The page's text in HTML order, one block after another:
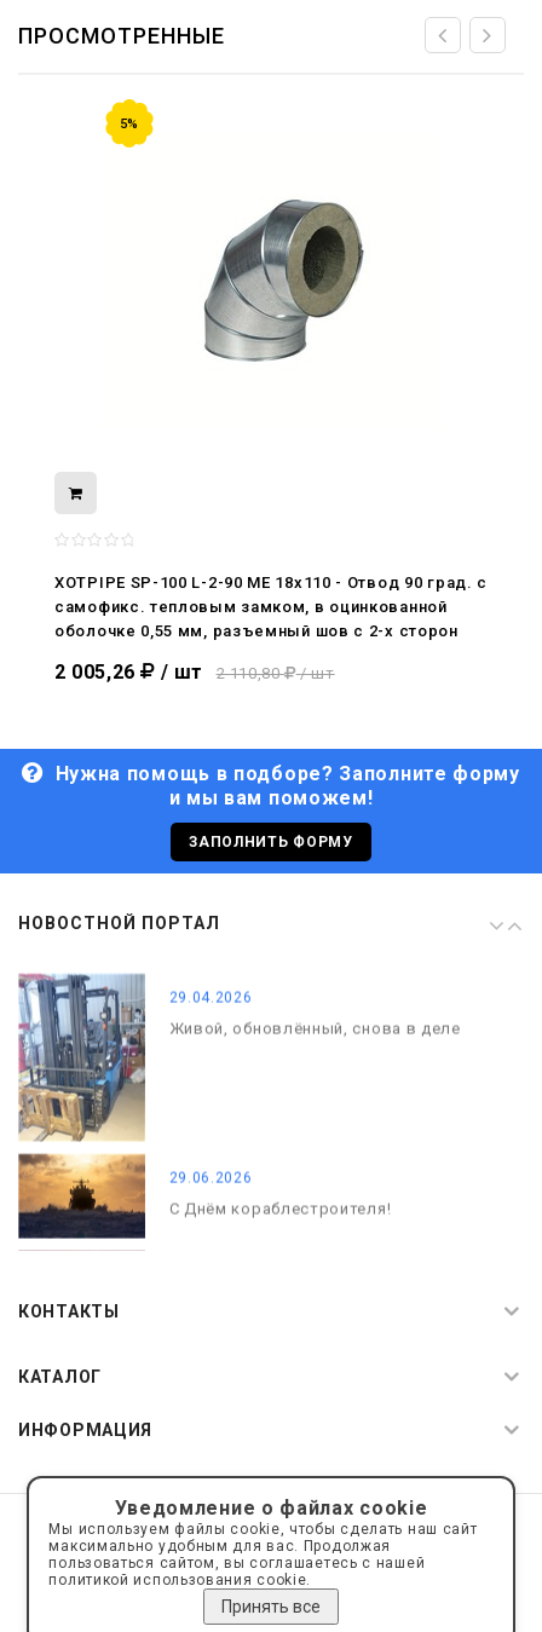
ПРОСМОТРЕННЫЕ
5%
XOTPIPE SP-100 L-2-90 ME 18x110 - Отвод 90 град. c
самофикс. тепловым замком, в оцинкованной
оболочке 0,55 мм, разъемный шов с 2-х сторон
2 005,26 / шт 2 110,80 / шт
Нужна помощь в подборе? Заполните форму
и мы вам поможем!
ЗАПОЛНИТЬ ФОРМУ
НОВОСТНОЙ ПОРТАЛ
нами
29.06.2026
С Днём кораблестроителя!
С Днём Победы. Память, которая с
29.04.2026
Живой, обновлённый, снова в деле
29.06.2026
С Днём кораблестроителя!
КОНТАКТЫ
КАТАЛОГ
ИНФОРМАЦИЯ
© 2019—2026 Интернет пространство АкваРос
sale@a-ros.ru
Политика конфиденциальности
Политика обработки персональных данных
Уведомление о файлах cookie
Мы используем файлы cookie, чтобы сделать наш сайт
максимально удобным для вас. Продолжая
пользоваться сайтом, вы соглашаетесь с нашей
политикой использования cookie.
Принять все